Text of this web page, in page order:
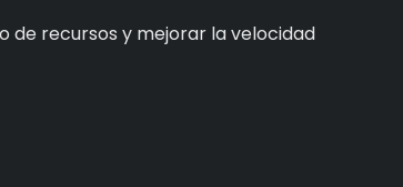
de recursos y mejorar la velocidad